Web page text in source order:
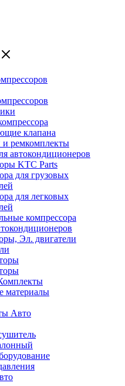
клапана
и ремкомплекты
автокондиционеров
KTC Parts
для грузовых
для легковых
компрессора
Эл. двигатели
материалы
Авто